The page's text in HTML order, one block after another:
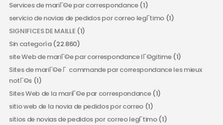
Services de mariГ©e par correspondance(1)
servicio de novias de pedidos por correo legГ­timo(1)
SIGNIFICES DE MAILLE (1)
Sin categoría(22.860)
site Web de mariГ©e par correspondance lГ©gitime(1)
Sites de mariГ©e Г commande par correspondance les mieux
notГ©s(1)
Sites Web de la mariГ©e par correspondance(1)
sitio web de la novia de pedidos por correo(1)
sitios de novias de pedidos por correo legГ­timo(1)